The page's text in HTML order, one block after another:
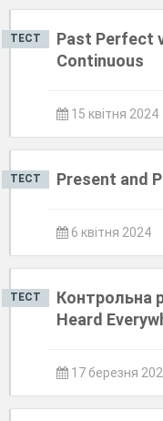
ТЕСТ
Past Perfect
Continuous
15 квітня 2024
ТЕСТ Present and
6 квітня 2024
ТЕСТ
Контрольна
Heard
17 березня